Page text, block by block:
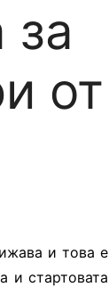
за
от
и това е
и стартовата